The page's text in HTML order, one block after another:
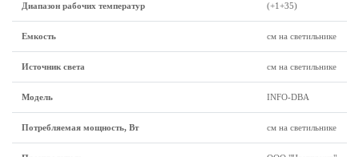
Диапазон рабочих температур (+1+35)
Емкость см на светильнике
Источник света см на светильнике
Модель INFO-DBA
Потребляемая мощность, Вт см на светильнике